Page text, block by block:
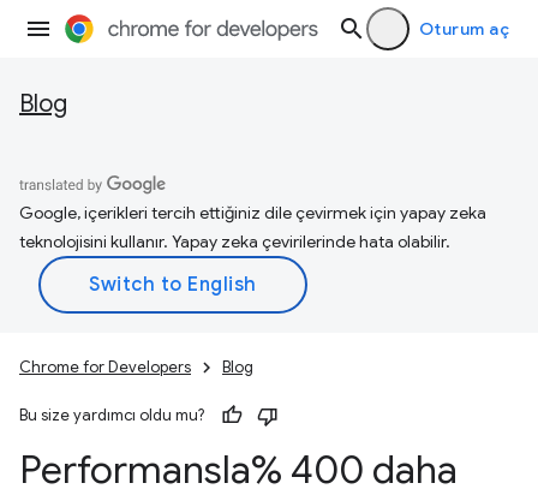
Oturum aç
Blog
Google, içerikleri tercih ettiğiniz dile çevirmek için yapay zeka
teknolojisini kullanır. Yapay zeka çevirilerinde hata olabilir.
Chrome for Developers Blog
Bu size yardımcı oldu mu?
Performansla% 400 daha